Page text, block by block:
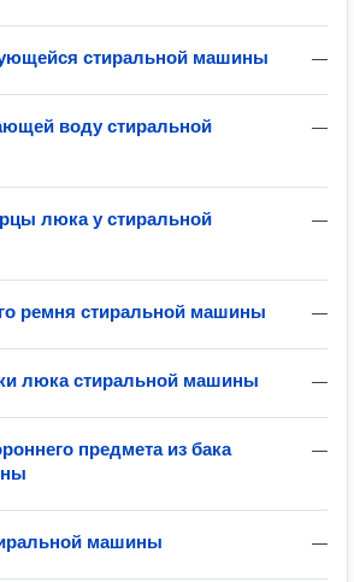
—
стиральной машины
—
воду стиральной
—
люка у стиральной
—
ремня стиральной машины
—
люка стиральной машины
—
предмета из бака
—
машины